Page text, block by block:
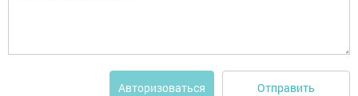
Авторизоваться Отправить